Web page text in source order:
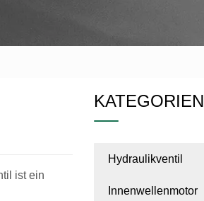
ist ein
KATEGORIEN
Hydraulikventil
Innenwellenmotor